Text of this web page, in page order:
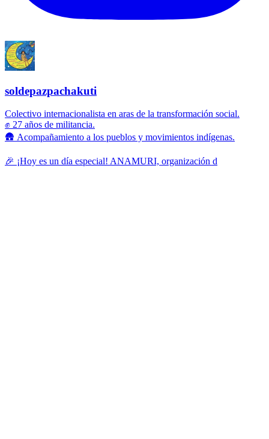
soldepazpachakuti
Colectivo internacionalista en aras de la transformación social.
✊ 27 años de militancia.
🛖 Acompañamiento a los pueblos y movimientos indígenas.
🎉 ¡Hoy es un día especial! ANAMURI, organización d